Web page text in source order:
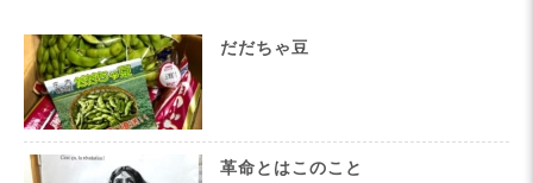
だだちゃ豆
革命とはこのこと